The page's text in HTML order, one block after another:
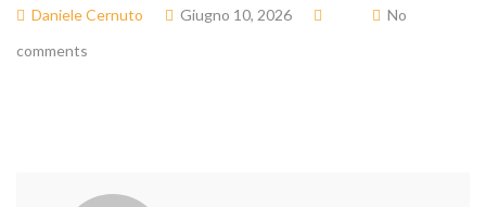
Daniele Cernuto Giugno 10, 2026
No
comments